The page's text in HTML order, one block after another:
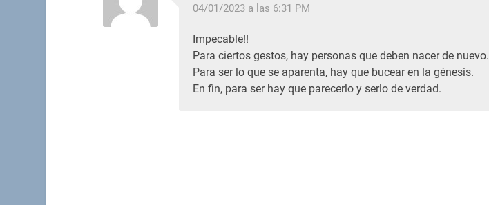
04/01/2023 a las 6:31 PM
Impecable!!
Para ciertos gestos, hay personas que deben nacer de nuevo.
Para ser lo que se aparenta, hay que bucear en la génesis.
En fin, para ser hay que parecerlo y serlo de verdad.